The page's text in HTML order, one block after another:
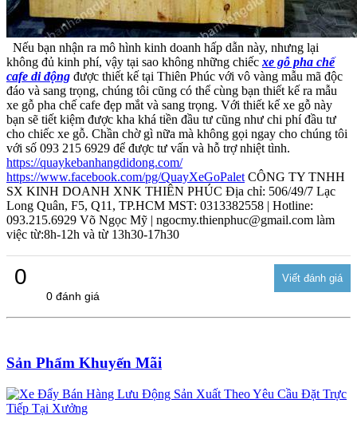
Nếu bạn nhận ra mô hình kinh doanh hấp dẫn này, nhưng lại
không đủ kinh phí, vậy tại sao không những chiếc xe gỗ pha chế
cafe di động được thiết kế tại Thiên Phúc với vô vàng mẫu mã độc
đáo và sang trọng, chúng tôi cũng có thể cùng bạn thiết kế ra mẫu
xe gỗ pha chế cafe đẹp mắt và sang trọng. Với thiết kế xe gỗ này
bạn sẽ tiết kiệm được kha khá tiền đầu tư cũng như chi phí đầu tư
cho chiếc xe gỗ. Chần chờ gì nữa mà không gọi ngay cho chúng tôi
với số 093 215 6929 để được tư vấn và hỗ trợ nhiệt tình.
https://quaykebanhangdidong.com/
https://www.facebook.com/pg/QuayXeGoPalet CÔNG TY TNHH
SX KINH DOANH XNK THIÊN PHÚC Địa chỉ: 506/49/7 Lạc
Long Quân, F5, Q11, TP.HCM MST: 0313382558 | Hotline:
093.215.6929 Võ Ngọc Mỹ | ngocmy.thienphuc@gmail.com làm
việc từ:8h-12h và từ 13h30-17h30
0
0 đánh giá
Sản Phẩm Khuyến Mãi